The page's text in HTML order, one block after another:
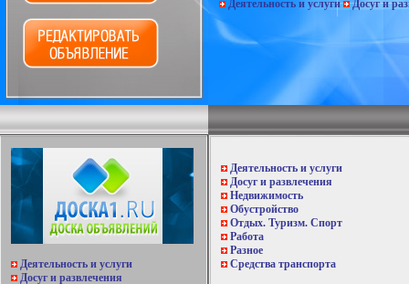
Деятельность и услуги
Досуг и развлечения
Деятельность и услуги
Досуг и
Деятельность и услуги
Досуг и развлечения
Недвижимость
Обустройство
Отдых. Туризм. Спорт
Работа
Разное
Средства транспорта